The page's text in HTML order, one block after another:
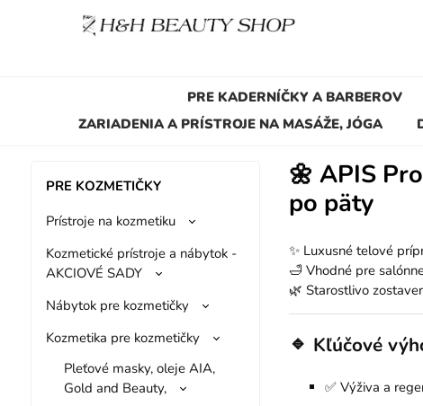
PRE KADERNÍČKY A BARBEROV
ZARIADENIA A PRÍSTROJE NA MASÁŽE, JÓGA
PRE KOZMETIČKY
Prístroje na kozmetiku
Kozmetické prístroje a nábytok -
AKCIOVÉ SADY
Nábytok pre kozmetičky
Kozmetika pre kozmetičky
Pleťové masky, oleje AIA,
Gold and Beauty,
🌼 APIS
po päty
✨ Luxusné telové
🛁 Vhodné pre
🌿 Starostlivo
🔹 Kľúčové
✅ Výživa a